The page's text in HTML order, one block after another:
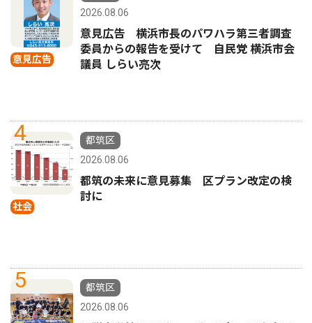
意見広告
2026.08.06
意見広告 横浜市長のパワハラ第三者調査
委員からの報告を受けて 自民党 横浜市会
議員 しらい亮次
4
社会
都筑区
2026.08.06
都筑の未来に意見募集 区プラン改定の検
討に
5
都筑区
2026.08.06